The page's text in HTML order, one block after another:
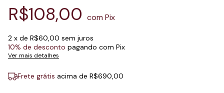
R$108,00 com Pix
2 x de R$60,00 sem juros
10% de desconto pagando com Pix
Ver mais detalhes
Frete grátis acima de R$690,00